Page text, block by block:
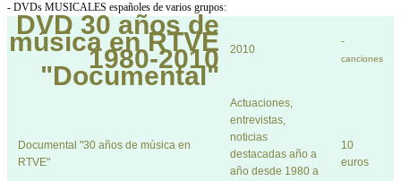
- DVDs MUSICALES españoles de varios grupos:
DVD30 años de
música en RTVE
1980-2010
"Documental"
2010
-
canciones
Documental "30 años de música en
RTVE"
Actuaciones,
entrevistas,
noticias
destacadas año a
año desde 1980 a
10
euros